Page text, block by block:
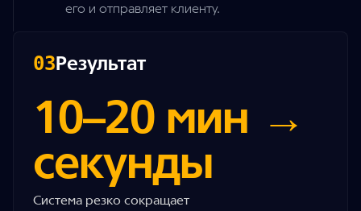
его и отправляет клиенту.
03Результат
10–20 мин →
секунды
Система резко сокращает